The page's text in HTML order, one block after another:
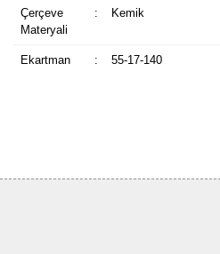
Çerçeve
Materyali
: Kemik
Ekartman : 55-17-140